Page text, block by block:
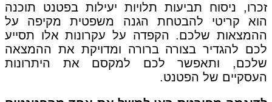
זכרו, ניסוח תביעות תלויות יעילות בפטנט תוכנה
הוא קריטי להבטחת הגנה משפטית מקיפה על
ההמצאות שלכם. הקפדה על עקרונות אלו תסייע
לכם להגדיר בצורה ברורה ומדויקת את ההמצאה
שלכם, ותאפשר לכם למקסם את היתרונות
העסקיים של הפטנט.